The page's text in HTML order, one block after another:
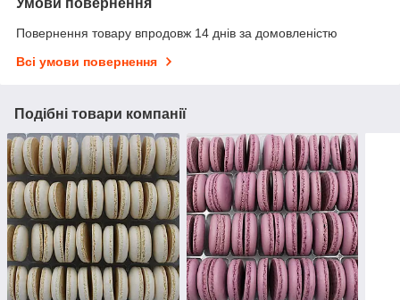
Повернення товару впродовж 14 днів за домовленістю
Всі умови повернення
Подібні товари компанії